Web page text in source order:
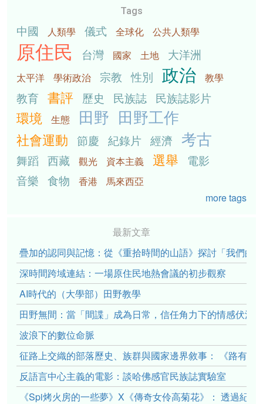
Tags
中國 人類學 儀式 全球化 公共人類學
原住民 台灣 國家 土地 大洋洲
太平洋 學術政治 宗教 性別 政治 教學
教育 書評 歷史 民族誌 民族誌影片
環境 生態 田野 田野工作
社會運動 節慶 紀錄片 經濟 考古
舞蹈 西藏 觀光 資本主義 選舉
電影
音樂 食物 香港
馬來西亞
more tags
最新文章
疊加的認同與記憶：從《重拾時間的山語》探討「我們的
深時間跨域連結：一場原住民地熱會議的初步觀察
AI時代的（大學部）田野教學
田野無間：當「間諜」成為日常，信任角力下的情感伏流
波浪下的數位命脈
征路上交織的部落歷史、族群與國家邊界敘事： 《路有
反語言中心主義的電影：談哈佛感官民族誌實驗室
《Spi烤火房的一些夢》X《傳奇女伶高菊花》： 透過紀